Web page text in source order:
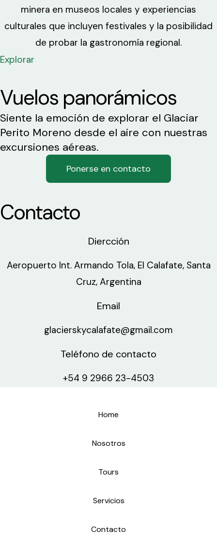
minera en museos locales y experiencias
culturales que incluyen festivales y la posibilidad
de probar la gastronomía regional.
Explorar
Vuelos panorámicos
Siente la emoción de explorar el Glaciar
Perito Moreno desde el aire con nuestras
excursiones aéreas.
Ponerse en contacto
Contacto
Diercción
Aeropuerto Int. Armando Tola, El Calafate, Santa
Cruz, Argentina
Email
glacierskycalafate@gmail.com
Teléfono de contacto
+54 9 2966 23-4503
Home
Nosotros
Tours
Servicios
Contacto